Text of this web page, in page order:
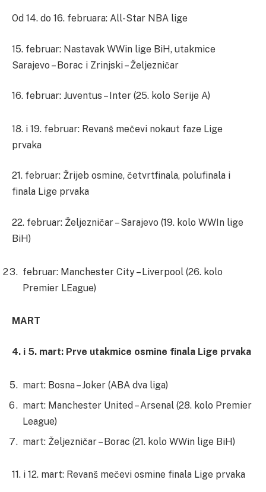
Od 14. do 16. februara: All-Star NBA lige
15. februar: Nastavak WWin lige BiH, utakmice
Sarajevo – Borac i Zrinjski – Željezničar
16. februar: Juventus – Inter (25. kolo Serije A)
18. i 19. februar: Revanš mečevi nokaut faze Lige
prvaka
21. februar: Žrijeb osmine, četvrtfinala, polufinala i
finala Lige prvaka
22. februar: Željezničar – Sarajevo (19. kolo WWIn lige
BiH)
februar: Manchester City – Liverpool (26. kolo
Premier LEague)
MART
4. i 5. mart: Prve utakmice osmine finala Lige prvaka
mart: Bosna – Joker (ABA dva liga)
mart: Manchester United – Arsenal (28. kolo Premier
League)
mart: Željezničar – Borac (21. kolo WWin lige BiH)
11. i 12. mart: Revanš mečevi osmine finala Lige prvaka